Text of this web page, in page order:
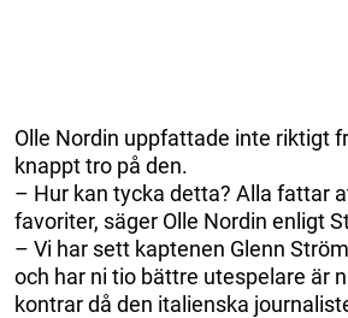
Olle Nordin uppfattade inte riktigt
knappt tro på den.
– Hur kan tycka detta? Alla fattar
favoriter, säger Olle Nordin enligt
– Vi har sett kaptenen Glenn
och har ni tio bättre utespelare är
kontrar då den italienska